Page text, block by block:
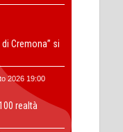
Cremona” si
2026 19:00
realtà